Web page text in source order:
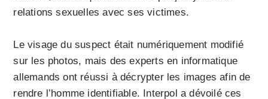
relations sexuelles avec ses victimes.
Le visage du suspect était numériquement modifié
sur les photos, mais des experts en informatique
allemands ont réussi à décrypter les images afin de
rendre l’homme identifiable. Interpol a dévoilé ces